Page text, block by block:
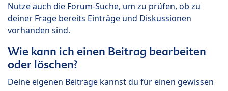
Nutze auch die Forum-Suche, um zu prüfen, ob zu
deiner Frage bereits Einträge und Diskussionen
vorhanden sind.
Wie kann ich einen Beitrag bearbeiten
oder löschen?
Deine eigenen Beiträge kannst du für einen gewissen